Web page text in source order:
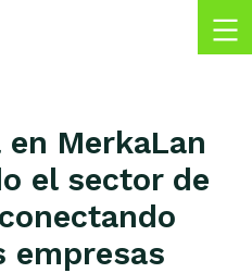
MerkaLan
el sector de
empresas